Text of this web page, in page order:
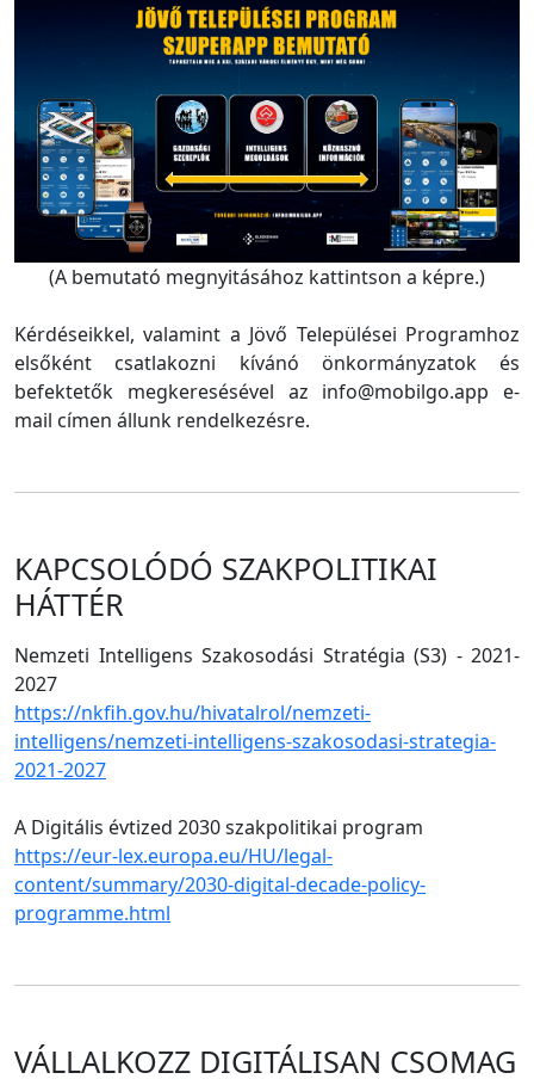
(A bemutató megnyitásához kattintson a képre.)
Kérdéseikkel, valamint a Jövő Települései Programhoz
elsőként csatlakozni kívánó önkormányzatok és
befektetők megkeresésével az info@mobilgo.app e-
mail címen állunk rendelkezésre.
KAPCSOLÓDÓ SZAKPOLITIKAI
HÁTTÉR
Nemzeti Intelligens Szakosodási Stratégia (S3) - 2021-
2027
https://nkfih.gov.hu/hivatalrol/nemzeti-
intelligens/nemzeti-intelligens-szakosodasi-strategia-
2021-2027
A Digitális évtized 2030 szakpolitikai program
https://eur-lex.europa.eu/HU/legal-
content/summary/2030-digital-decade-policy-
programme.html
VÁLLALKOZZ DIGITÁLISAN CSOMAG